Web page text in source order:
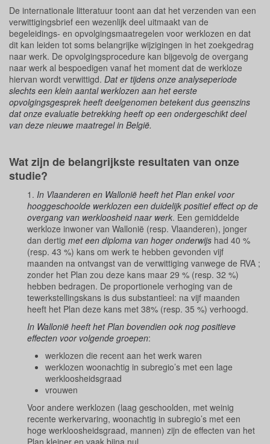
De internationale litteratuur toont aan dat het verzenden van een
verwittigingsbrief een wezenlijk deel uitmaakt van de
begeleidings- en opvolgingsmaatregelen voor werklozen en dat
dit kan leiden tot soms belangrijke wijzigingen in het zoekgedrag
naar werk. De opvolgingsprocedure kan bijgevolg de overgang
naar werk al bespoedigen vanaf het moment dat de werkloze
hiervan wordt verwittigd. Dat er tijdens onze analyseperiode
slechts een klein aantal werklozen aan het eerste
opvolgingsgesprek heeft deelgenomen betekent dus geenszins
dat onze evaluatie betrekking heeft op een ondergeschikt deel
van deze nieuwe maatregel in België.
Wat zijn de belangrijkste resultaten van onze
studie?
1. In Vlaanderen en Wallonië heeft het Plan enkel voor
hooggeschoolde werklozen een duidelijk positief effect op de
overgang van werkloosheid naar werk. Een gemiddelde
werkloze inwoner van Wallonië (resp. Vlaanderen), jonger
dan dertig met een diploma van hoger onderwijs had 40 %
(resp. 43 %) kans om werk te hebben gevonden vijf
maanden na ontvangst van de verwittiging vanwege de RVA ;
zonder het Plan zou deze kans maar 29 % (resp. 32 %)
hebben bedragen. De proportionele verhoging van de
tewerkstellingskans is dus substantieel: na vijf maanden
heeft het Plan deze kans met 38% (resp. 35 %) verhoogd.
In Wallonië heeft het Plan bovendien ook nog positieve
effecten voor volgende groepen:
werklozen die recent aan het werk waren
werklozen woonachtig in subregio’s met een lage
werkloosheidsgraad
vrouwen
Voor andere werklozen (laag geschoolden, met weinig
recente werkervaring, woonachtig in subregio’s met een
hoge werkloosheidsgraad, mannen) zijn de effecten van het